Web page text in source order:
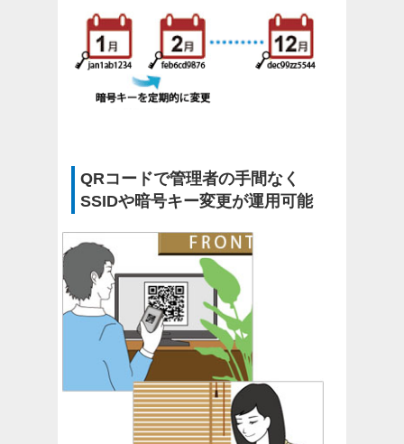
QRコードで管理者の手間なく
SSIDや暗号キー変更が運用可能